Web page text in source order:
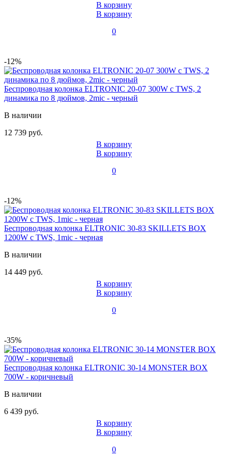
В корзину
В корзину
0
-12%
Беспроводная колонка ELTRONIC 20-07 300W с TWS, 2
динамика по 8 дюймов, 2mic - черный
В наличии
12 739 руб.
В корзину
В корзину
0
-12%
Беспроводная колонка ELTRONIC 30-83 SKILLETS BOX
1200W с TWS, 1mic - черная
В наличии
14 449 руб.
В корзину
В корзину
0
-35%
Беспроводная колонка ELTRONIC 30-14 MONSTER BOX
700W - коричневый
В наличии
6 439 руб.
В корзину
В корзину
0